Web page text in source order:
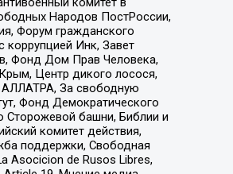
Народов ПостРоссии,
Форум гражданского
Инк, Завет
Фонд Дом Прав Человека,
Центр дикого лосося,
АЛЛАТРА, За свободную
Фонд Демократического
Сторожевой башни, Библии и
комитет действия,
поддержки, Свободная
Asocicion de Rusos Libres,